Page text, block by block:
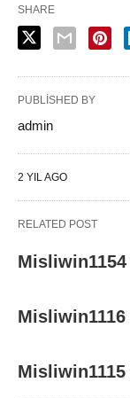
SHARE
PUBLISHED BY
admin
2 YIL AGO
RELATED POST